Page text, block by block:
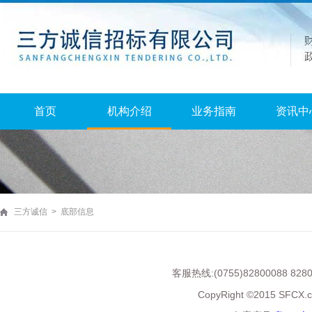
首页 机构介绍 业务指南 资讯中
三方诚信 > 底部信息
客服热线:(0755)82800088
CopyRight ©2015